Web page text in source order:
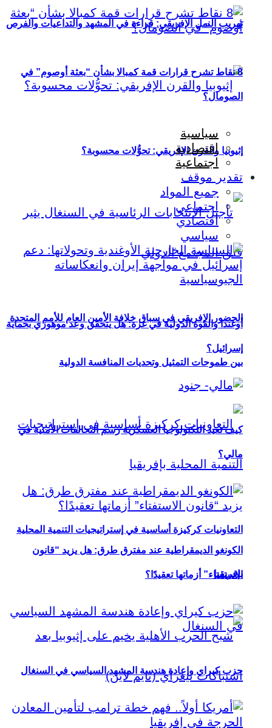
تهريب النمل الإفريقي: قراءة في المشهد والتداعيات والفرص
إثيوبيا والقرن الإفريقي: تحوُّلات محسوبة؟
الحضور الإفريقي في سباق خلافة الأمين العام للأمم المتحدة
بين طموحات التمثيل وتحديات المنافسة الدولية
التعاونيات كركيزة أساسية في إستراتيجيات التنمية المحلية
بإفريقيا
8 نقاط تشرح قرارات قمة كمبالا بشأن “بعثة أوصوم” في
الصومال؟
سياسية
اقتصادية
اجتماعية
تقدير موقف
جميع المواد
اجتماعي
اقتصادي
سياسي
أوغندا والقوة الدولية في غزة: هل يتحقق وعد موهوزي بحماية
إسرائيل؟
كيف تعيد التكنولوجيا العسكرية رسم التحالفات الأمنية في
مالي؟
الكونغو الديمقراطية عند مفترق طرق: هل يزيد “قانون
الاستفتاء” أزماتها تعقيدًا؟
حزب كيراي وإعادة هندسة المشهد السياسي في السنغال